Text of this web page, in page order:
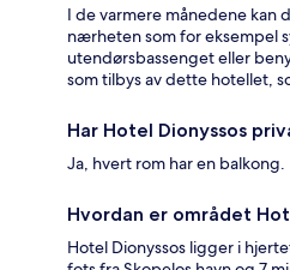
I de varmere månedene kan
nærheten som for eksempel
utendørsbassenget eller
som tilbys av dette hotellet,
Har Hotel Dionyssos
Ja, hvert rom har en balkong.
Hvordan er området
Hotel Dionyssos ligger i